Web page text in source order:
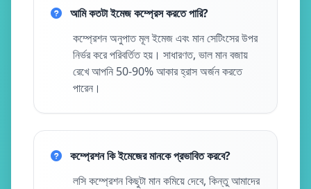
আমি কতটা ইমেজ কম্প্রেস করতে পারি?
কম্প্রেশন অনুপাত মূল ইমেজ এবং মান সেটিংসের উপর
নির্ভর করে পরিবর্তিত হয়। সাধারণত, ভাল মান বজায়
রেখে আপনি 50-90% আকার হ্রাস অর্জন করতে
পারেন।
কম্প্রেশন কি ইমেজের মানকে প্রভাবিত করবে?
লসি কম্প্রেশন কিছুটা মান কমিয়ে দেবে, কিন্তু আমাদের